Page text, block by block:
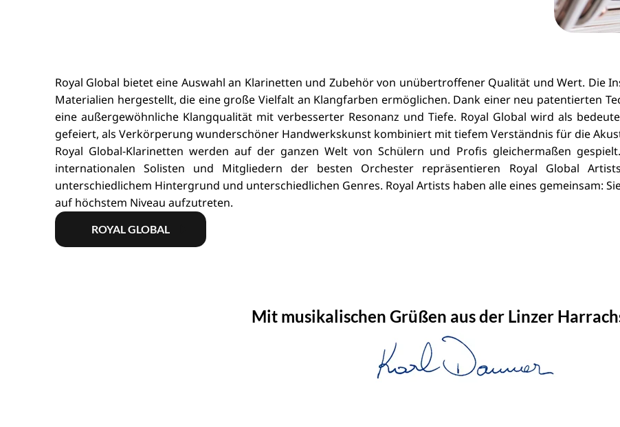
Royal Global bietet eine Auswahl an Klarinetten und Zubehör von unübertroffener Qualität und Wert. Die
Materialien hergestellt, die eine große Vielfalt an Klangfarben ermöglichen. Dank einer neu patentierten
eine außergewöhnliche Klangqualität mit verbesserter Resonanz und Tiefe. Royal Global wird als
gefeiert, als Verkörperung wunderschöner Handwerkskunst kombiniert mit tiefem Verständnis für die
Royal Global-Klarinetten werden auf der ganzen Welt von Schülern und Profis gleichermaßen
internationalen Solisten und Mitgliedern der besten Orchester repräsentieren Royal Global
unterschiedlichem Hintergrund und unterschiedlichen Genres. Royal Artists haben alle eines gemeinsam:
auf höchstem Niveau aufzutreten.
ROYAL GLOBAL
Mit musikalischen Grüßen aus der Linzer